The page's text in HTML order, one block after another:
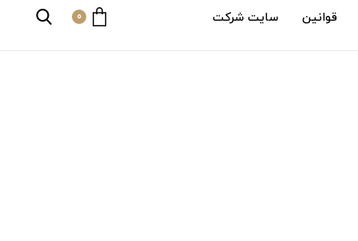
قوانین سایت شرکت 0